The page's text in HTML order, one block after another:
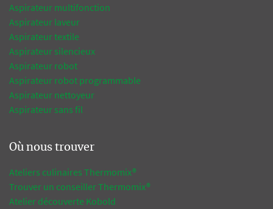
Aspirateur multifonction
Aspirateur laveur
Aspirateur textile
Aspirateur silencieux
Aspirateur robot
Aspirateur robot programmable
Aspirateur nettoyeur
Aspirateur sans fil
Où nous trouver
Ateliers culinaires Thermomix®
Trouver un conseiller Thermomix®
Atelier découverte Kobold